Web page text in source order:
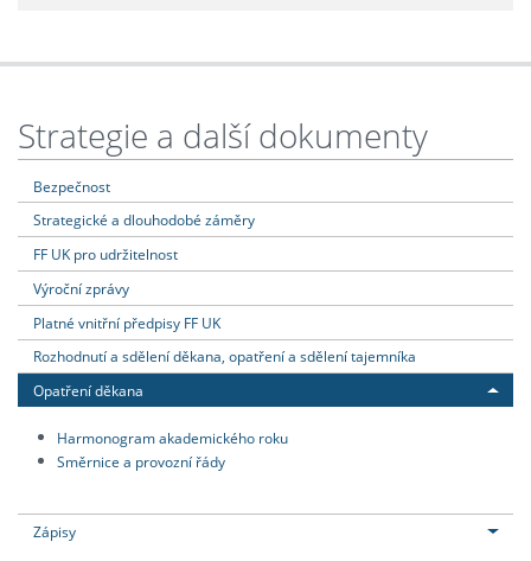
Strategie a další dokumenty
Bezpečnost
Strategické a dlouhodobé záměry
FF UK pro udržitelnost
Výroční zprávy
Platné vnitřní předpisy FF UK
Rozhodnutí a sdělení děkana, opatření a sdělení tajemníka
Opatření děkana
Harmonogram akademického roku
Směrnice a provozní řády
Zápisy